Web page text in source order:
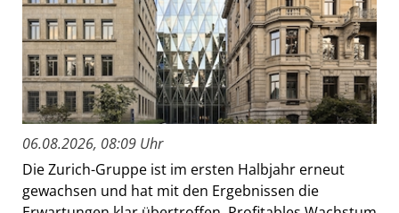
06.08.2026, 08:09 Uhr
Die Zurich-Gruppe ist im ersten Halbjahr erneut
gewachsen und hat mit den Ergebnissen die